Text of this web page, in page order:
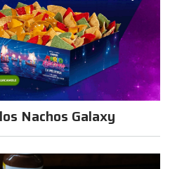
Nachos Galaxy